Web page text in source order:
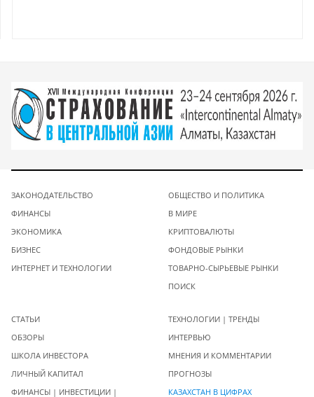
ЗАКОНОДАТЕЛЬСТВО
ФИНАНСЫ
ЭКОНОМИКА
БИЗНЕС
ИНТЕРНЕТ И ТЕХНОЛОГИИ
ОБЩЕСТВО И ПОЛИТИКА
В МИРЕ
КРИПТОВАЛЮТЫ
ФОНДОВЫЕ РЫНКИ
ТОВАРНО-СЫРЬЕВЫЕ РЫНКИ
ПОИСК
СТАТЬИ
ОБЗОРЫ
ШКОЛА ИНВЕСТОРА
ЛИЧНЫЙ КАПИТАЛ
ФИНАНСЫ | ИНВЕСТИЦИИ |
ТЕХНОЛОГИИ | ТРЕНДЫ
ИНТЕРВЬЮ
МНЕНИЯ И КОММЕНТАРИИ
ПРОГНОЗЫ
КАЗАХСТАН В ЦИФРАХ